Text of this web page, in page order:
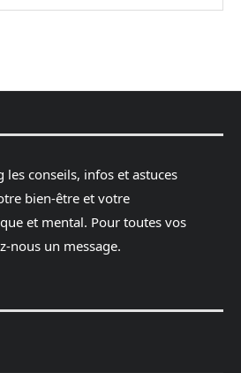
conseils, infos et astuces
bien-être et votre
et mental. Pour toutes vos
nous un message.